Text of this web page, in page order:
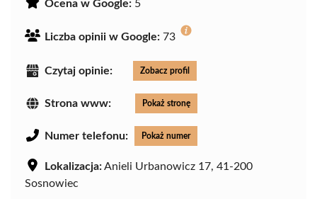
Ocena w Google: 5
Liczba opinii w Google: 73
Czytaj opinie: Zobacz profil
Strona www: Pokaż stronę
Numer telefonu: Pokaż numer
Lokalizacja:Anieli Urbanowicz 17, 41-200
Sosnowiec